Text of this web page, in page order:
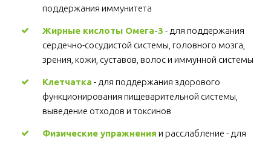
поддержания иммунитета
Жирные кислоты Омега-3 - для поддержания
сердечно-сосудистой системы, головного мозга,
зрения, кожи, суставов, волос и иммунной системы
Клетчатка - для поддержания здорового
функционирования пищеварительной системы,
выведение отходов и токсинов
Физические упражнения и расслабление - для